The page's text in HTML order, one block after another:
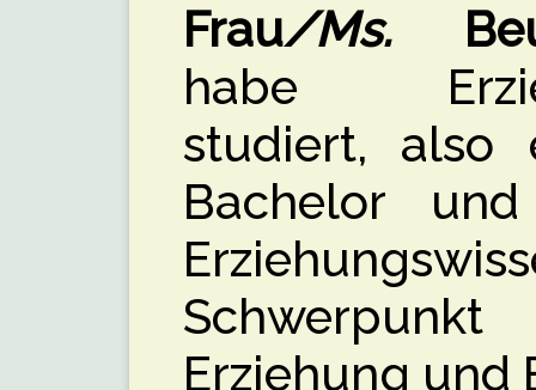
Frau/Ms.
habe
studiert, also
Bachelor
Erziehung und